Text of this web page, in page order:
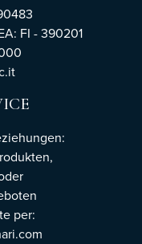
FI - 390201
per: